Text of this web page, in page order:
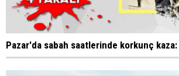
Pazar'da sabah saatlerinde korkunç kaza: